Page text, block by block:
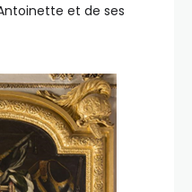
et de ses